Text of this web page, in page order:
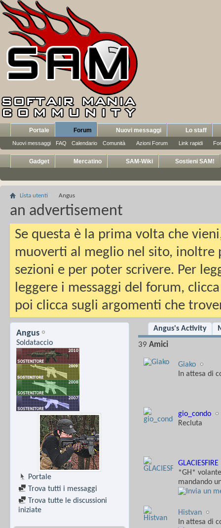
Portale Forum
Nuovi messaggi FAQ Calendario Comunità Azioni Forum Link rapidi
Nuovi messaggi Lo staff
Gadget Mercatino SAM-Wiki Sostieni SAM!
Lista utenti Angus
an advertisement
Se questa è la prima volta che
muoverti al meglio nel sito, inoltre
sezioni e per poter scrivere. Per
leggere i messaggi del forum,
poi clicca sugli argomenti che
Angus
Soldataccio
Portale
Trova tutti i messaggi
Trova tutte le discussioni
iniziate
Angus's Activity
39 Amici
Giako
In attesa di
gio_condo
Recluta
GLACIESFIRE
*GH*
mandando
Histvan
In attesa di